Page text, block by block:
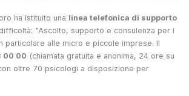
ha istituito una linea telefonica di supporto
"Ascolto, supporto e consulenza per i
particolare alle micro e piccole imprese. Il
00 00 (chiamata gratuita e anonima, 24 ore su
oltre 70 psicologi a disposizione per